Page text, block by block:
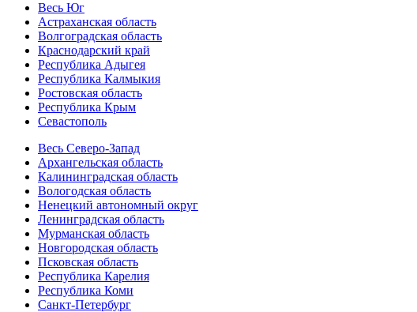
Весь Юг
Астраханская область
Волгоградская область
Краснодарский край
Республика Адыгея
Республика Калмыкия
Ростовская область
Республика Крым
Севастополь
Весь Северо-Запад
Архангельская область
Калининградская область
Вологодская область
Ненецкий автономный округ
Ленинградская область
Мурманская область
Новгородская область
Псковская область
Республика Карелия
Республика Коми
Санкт-Петербург